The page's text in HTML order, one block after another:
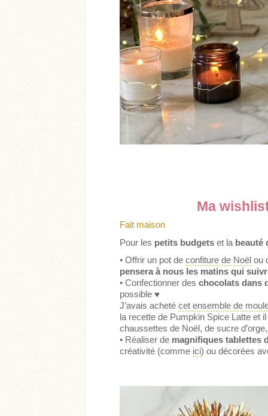
Ma
Fait maison
Pour les petits budgetset la beauté
• Offrir un pot deconfiture de Noël ou
pensera à nous les matins qui
• Confectionner deschocolats dans
possible♥
J’avais achetécet ensemble de
la recette de Pumpkin Spice Latte et
chaussettes de Noël, de sucre
• Réaliser de magnifiques tablettes
créativité (comme ici) ou décorées